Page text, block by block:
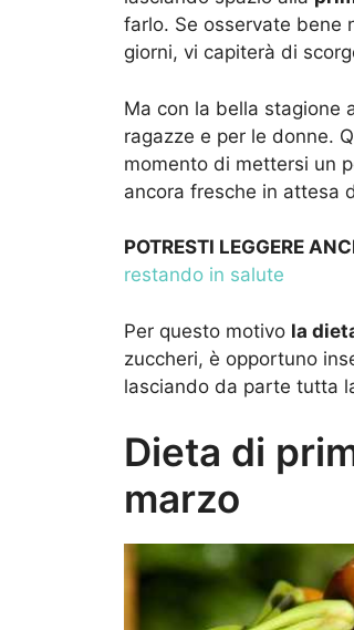
farlo. Se osservate bene
giorni, vi capiterà di
Ma con la bella stagione
ragazze e per le donne.
momento di mettersi un
ancora fresche in attesa
POTRESTI LEGGERE
restando in salute
Per questo motivo la
zuccheri, è opportuno
lasciando da parte tutta
Dieta di
marzo